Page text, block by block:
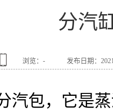
分汽
浏览： - 发布日期：
汽包，它是